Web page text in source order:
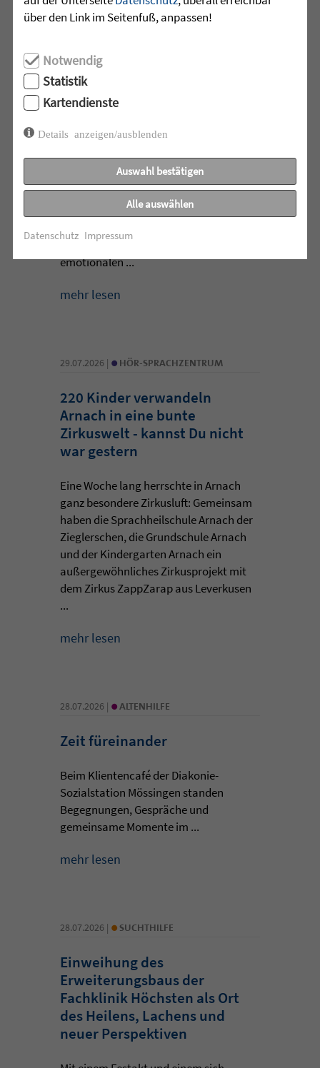
mehr lesen
29.07.2026 |
Rechenmäuse - auf geht´s in
die Schulzeit
Am Mittwoch, 27.07.26 verabschiedete
das Team des Schulkindergartens der
Leopoldschule in Altshausen die
Vorschüler mit einer bunten und
emotionalen ...
mehr lesen
29.07.2026 | • HÖR-SPRACHZENTRUM
220 Kinder verwandeln
Arnach in eine bunte
Zirkuswelt - kannst Du nicht
war gestern
Eine Woche lang herrschte in Arnach
ganz besondere Zirkusluft: Gemeinsam
haben die Sprachheilschule Arnach der
Zieglerschen, die Grundschule Arnach
und der Kindergarten Arnach ein
außergewöhnliches Zirkusprojekt mit
dem Zirkus ZappZarap aus Leverkusen
...
mehr lesen
28.07.2026 | • ALTENHILFE
Zeit füreinander
Beim Klientencafé der Diakonie-
Sozialstation Mössingen standen
Begegnungen, Gespräche und
gemeinsame Momente im ...
mehr lesen
28.07.2026 | • SUCHTHILFE
Einweihung des
Erweiterungsbaus der
Fachklinik Höchsten als Ort
des Heilens, Lachens und
neuer Perspektiven
über den Link im Seitenfuß, anpassen!
Notwendig
Statistik
Kartendienste
Details anzeigen/ausblenden
Auswahl bestätigen
Alle auswählen
Datenschutz Impressum